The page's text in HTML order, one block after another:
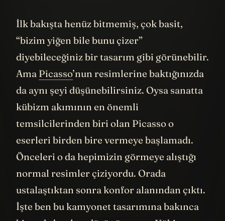
İlk bakışta henüz bitmemiş, çok basit,
“bizim yiğen bile bunu çizer”
diyebileceğiniz bir tasarım gibi görünebilir.
AmaPicasso’nun resimlerine baktığınızda
da aynı şeyi düşünebilirsiniz. Oysa sanatta
kübizm akımının en önemli
temsilcilerinden biri olan Picasso o
eserleri birden bire vermeye başlamadı.
Önceleri o da hepimizin görmeye alıştığı
normal resimler çiziyordu. Orada
ustalaştıktan sonra konfor alanından çıktı.